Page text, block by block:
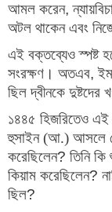
আমল করেন,
অটল থাকেন এবং
এই বক্তব্যেও স্পষ্ট
সংরক্ষণ। অতএব,
ছিল দ্বীনকে দুষ্টদের
১৪৪৫ হিজরিতেও এই
হুসাইন (আ.) আসলে
করেছিলেন? তিনি কি
কিয়াম করেছিলেন?
ছিল?